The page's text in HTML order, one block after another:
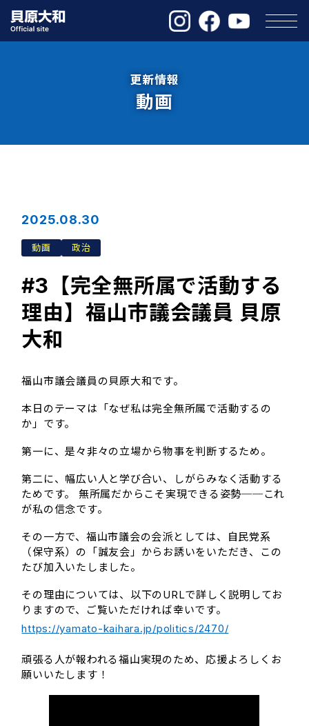
更新情報
動画
2025.08.30
動画 政治
#3【完全無所属で活動する
理由】福山市議会議員 貝原
大和
福山市議会議員の貝原大和です。
本日のテーマは「なぜ私は完全無所属で活動するの
か」です。
第一に、是々非々の立場から物事を判断するため。
第二に、幅広い人と学び合い、しがらみなく活動する
ためです。 無所属だからこそ実現できる姿勢──これ
が私の信念です。
その一方で、福山市議会の会派としては、自民党系
（保守系）の「誠友会」からお誘いをいただき、この
たび加入いたしました。
その理由については、以下のURLで詳しく説明してお
りますので、ご覧いただければ幸いです。
https://yamato-kaihara.jp/politics/2470/
頑張る人が報われる福山実現のため、応援よろしくお
願いいたします！